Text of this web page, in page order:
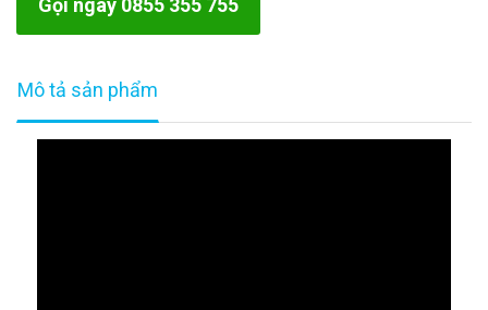
Gọi ngay 0855 355 755
Mô tả sản phẩm